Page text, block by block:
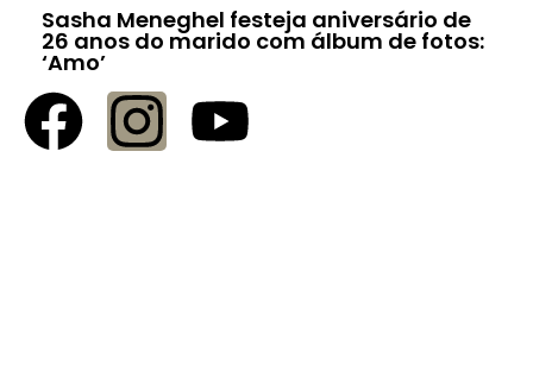
Sasha Meneghel festeja aniversário de
26 anos do marido com álbum de fotos:
‘Amo’